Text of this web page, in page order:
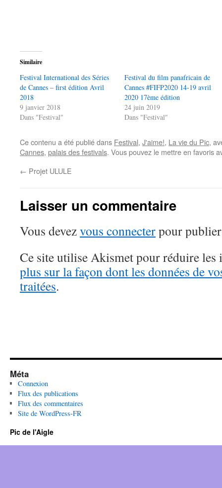
Similaire
Festival International des Séries
de Cannes – first édition Avril
2018
9 janvier 2018
Dans "Festival"
Festival du film panafricain de
Cannes #FIFP2020 14-19 avril
2020 17ème édition
24 juin 2019
Dans "Festival"
Ce contenu a été publié dans Festival, J'aime!, La vie du Pic,
Cannes, palais des festivals. Vous pouvez le mettre en favoris
← Projet ULULE
Laisser un commentaire
Vous devezvous connecterpour
Ce site utilise Akismet pour réduire les
plus sur la façon dont les données de
traitées.
Méta
Connexion
Flux des publications
Flux des commentaires
Site de WordPress-FR
Pic de l'Aigle